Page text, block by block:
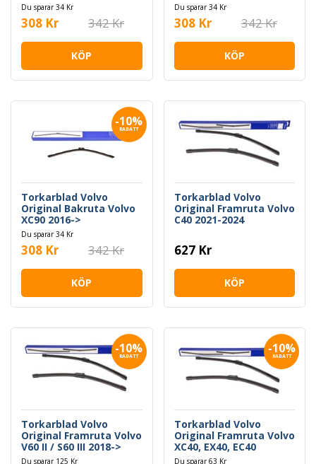
Du sparar 34 Kr
308 Kr 342 Kr
KÖP
Du sparar 34 Kr
308 Kr 342 Kr
KÖP
-10%
RABATT
Torkarblad Volvo
Original Bakruta Volvo
XC90 2016->
Du sparar 34 Kr
308 Kr 342 Kr
KÖP
Torkarblad Volvo
Original Framruta Volvo
C40 2021-2024
627 Kr
KÖP
-10%
RABATT
Torkarblad Volvo
Original Framruta Volvo
V60 II / S60 III 2018->
Du sparar 125 Kr
-10%
RABATT
Torkarblad Volvo
Original Framruta Volvo
XC40, EX40, EC40
Du sparar 63 Kr